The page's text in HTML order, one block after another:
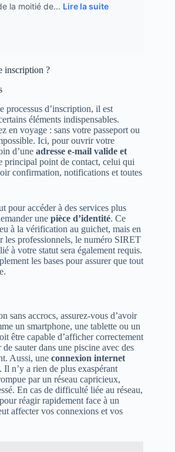
la moitié de... Lire la suite
inscription ?
processus d’inscription, il est
éléments indispensables.
en voyage : sans votre passeport ou
Ici, pour ouvrir votre
d’une adresse e-mail valide et
principal point de contact, celui qui
confirmation, notifications et toutes
pour accéder à des services plus
une pièce d’identité. Ce
à la vérification au guichet, mais en
les professionnels, le numéro SIRET
à votre statut sera également requis.
les bases pour assurer que tout
sans accrocs, assurez-vous d’avoir
un smartphone, une tablette ou un
être capable d’afficher correctement
sauter dans une piscine avec des
Aussi, une connexion internet
Il n’y a rien de plus exaspérant
par un réseau capricieux,
En cas de difficulté liée au réseau,
réagir rapidement face à un
affecter vos connexions et vos